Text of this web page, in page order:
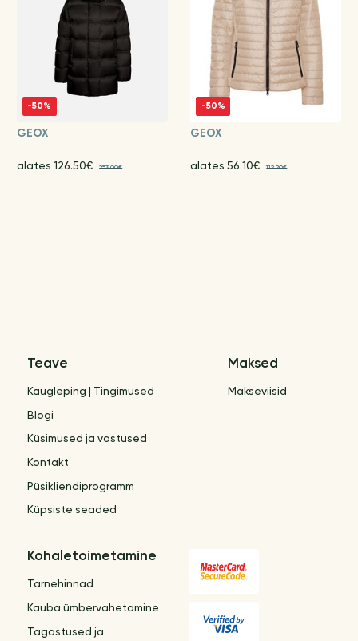
-50%
GEOX
alates 126.50€ 253.00€
-50%
GEOX
alates 56.10€ 112.20€
Teave
Kaugleping | Tingimused
Blogi
Küsimused ja vastused
Kontakt
Püsikliendiprogramm
Küpsiste seaded
Maksed
Makseviisid
Kohaletoimetamine
Tarnehinnad
Kauba ümbervahetamine
Tagastused ja